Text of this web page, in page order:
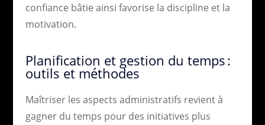
confiance bâtie ainsi favorise la discipline et la
motivation.
Planification et gestion du temps :
outils et méthodes
Maîtriser les aspects administratifs revient à
gagner du temps pour des initiatives plus